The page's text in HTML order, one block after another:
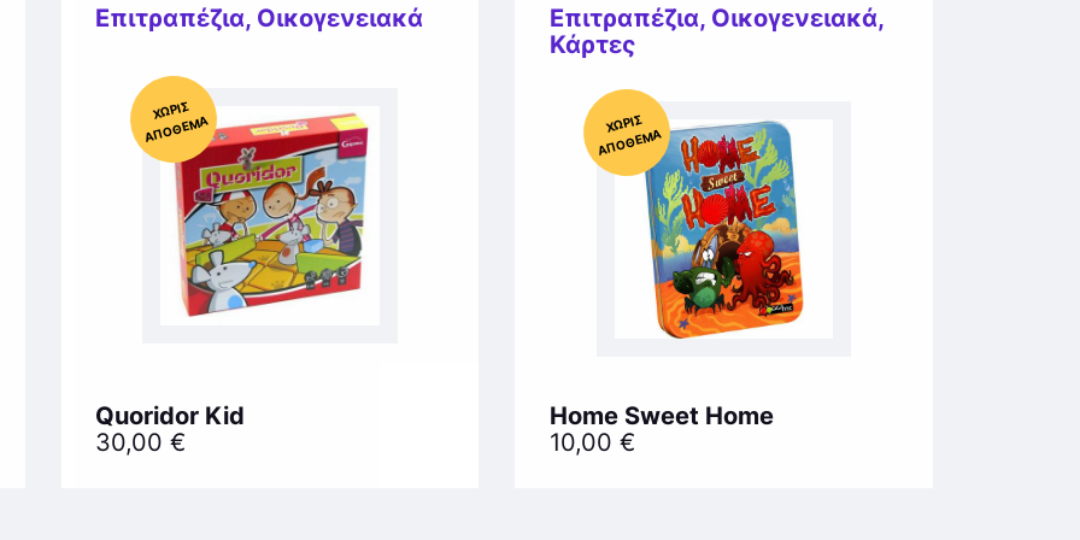
Επιτραπέζια, Οικογενειακά
Χ
ΩΡΊΣ
Α
Π
Ό
ΘΕ
ΜΑ
Quoridor Kid
30,00€
Επιτραπέζια, Οικογενειακά,
Κάρτες
Χ
ΩΡΊΣ
Α
Π
Ό
ΘΕ
ΜΑ
Home Sweet Home
10,00€